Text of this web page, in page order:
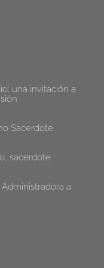
una invitación a
Sacerdote
sacerdote
a